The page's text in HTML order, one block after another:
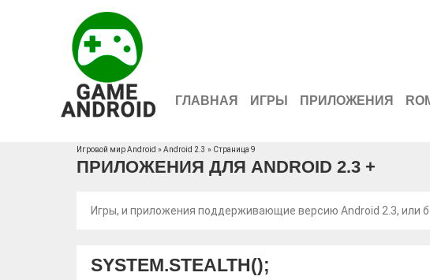
ГЛАВНАЯ ИГРЫ ПРИЛОЖЕНИЯ
Игровой мир Android » Android 2.3 » Страница 9
ПРИЛОЖЕНИЯ ДЛЯ ANDROID 2.3 +
Игры, и приложения поддерживающие версию Android 2.3, или
SYSTEM.STEALTH();